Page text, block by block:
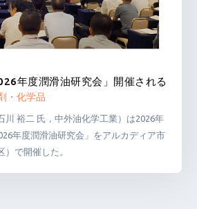
年度潤滑油研究会」開催される
・化学品
川 裕二 氏，中外油化学工業）は2026年
年度潤滑油研究会」をアルカディア市
）で開催した。